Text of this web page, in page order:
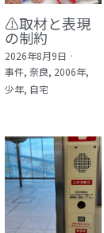
商品）
登録 or 無料お
本は飲み物」
犯罪・説得交渉
録
⚠️取材と表現
の制約
2026年8月9日 ·
事件, 奈良, 2006年,
少年, 自宅